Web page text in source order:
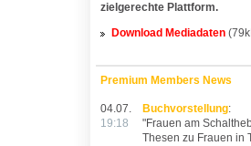
zielgerechte Plattform.
Download Mediadaten
Premium Members News
Buchvorstellung:
"Frauen am
Thesen zu Frauen in
04.07.
19:18